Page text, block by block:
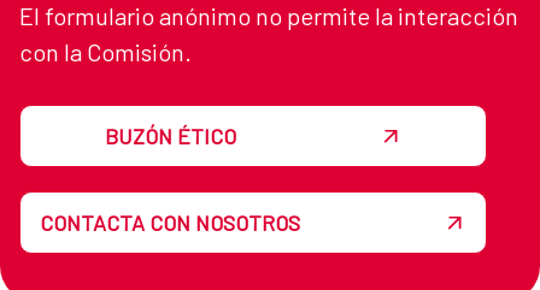
El formulario anónimo no permite la interacción
con la Comisión.
BUZÓN ÉTICO
CONTACTA CON NOSOTROS